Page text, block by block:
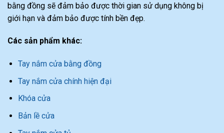
bằng đồng sẽ đảm bảo được thời gian sử dụng không bị
giới hạn và đảm bảo được tính bền đẹp.
Các sản phẩm khác:
Tay nắm cửa bằng đồng
Tay nắm cửa chính hiện đại
Khóa cửa
Bản lề cửa